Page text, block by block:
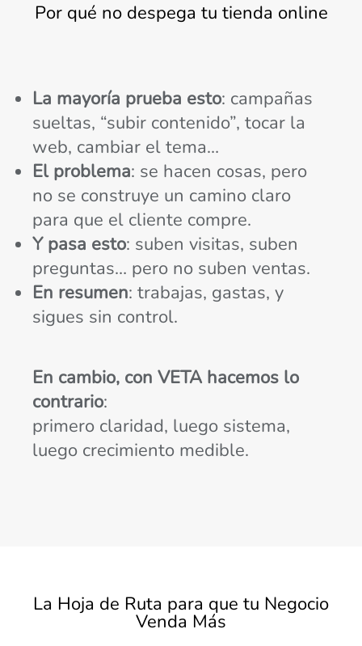
Por qué no despega tu tienda online
La mayoría prueba esto: campañas
sueltas, “subir contenido”, tocar la
web, cambiar el tema…
El problema: se hacen cosas, pero
no se construye un camino claro
para que el cliente compre.
Y pasa esto: suben visitas, suben
preguntas… pero no suben ventas.
En resumen: trabajas, gastas, y
sigues sin control.
En cambio, con VETA hacemos lo
contrario:
primero claridad, luego sistema,
luego crecimiento medible.
La Hoja de Ruta para que tu Negocio
Venda Más